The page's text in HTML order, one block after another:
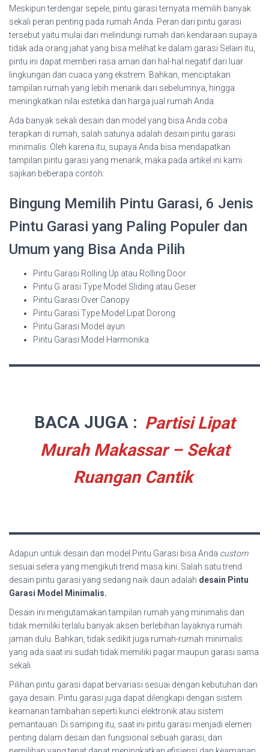
Meskipun terdengar sepele, pintu garasi ternyata memilih banyak
sekali peran penting pada rumah Anda. Peran dari pintu garasi
tersebut yaitu mulai dari melindungi rumah dan kendaraan supaya
tidak ada orang jahat yang bisa melihat ke dalam garasi.Selain itu,
pintu ini dapat memberi rasa aman dari hal-hal negatif dari luar
lingkungan dan cuaca yang ekstrem. Bahkan, menciptakan
tampilan rumah yang lebih menarik dari sebelumnya, hingga
meningkatkan nilai estetika dan harga jual rumah Anda.
Ada banyak sekali desain dan model yang bisa Anda coba
terapkan di rumah, salah satunya adalah desain pintu garasi
minimalis. Oleh karena itu, supaya Anda bisa mendapatkan
tampilan pintu garasi yang menarik, maka pada artikel ini kami
sajikan beberapa contoh:
Bingung Memilih Pintu Garasi, 6 Jenis
Pintu Garasi yang Paling Populer dan
Umum yang Bisa Anda Pilih
Pintu Garasi Rolling Up atau Rolling Door
Pintu G arasi Type Model Sliding atau Geser
Pintu Garasi Over Canopy
Pintu Garasi Type Model Lipat Dorong
Pintu Garasi Model ayun
Pintu Garasi Model Harmonika
BACA JUGA : Partisi Lipat
Murah Makassar – Sekat
Ruangan Cantik
Adapun untuk desain dan model Pintu Garasi bisa Anda custom
sesuai selera yang mengikuti trend masa kini. Salah satu trend
desain pintu garasi yang sedang naik daun adalah desain Pintu
Garasi Model Minimalis.
Desain ini mengutamakan tampilan rumah yang minimalis dan
tidak memiliki terlalu banyak aksen berlebihan layaknya rumah
jaman dulu. Bahkan, tidak sedikit juga rumah-rumah minimalis
yang ada saat ini sudah tidak memiliki pagar maupun garasi sama
sekali.
Pilihan pintu garasi dapat bervariasi sesuai dengan kebutuhan dan
gaya desain. Pintu garasi juga dapat dilengkapi dengan sistem
keamanan tambahan seperti kunci elektronik atau sistem
pemantauan. Di samping itu, saat ini pintu garasi menjadi elemen
penting dalam desain dan fungsional sebuah garasi, dan